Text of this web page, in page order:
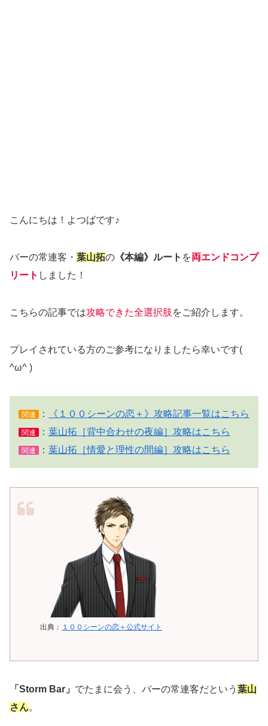
こんにちは！よつばです♪
バーの常連客・ 葉山拓の 《本編》ルート を両エンドコンプ
リート しました！
こちらの記事では攻略できた全選択肢をご紹介します。
プレイされている方のご参考になりましたら幸いです(
^ω^ )
関連 ： 《１００シーンの恋＋》攻略記事一覧はこちら
関連 ： 葉山拓［背中合わせの夜編］攻略はこちら
関連 ： 葉山拓［情愛と理性の間編］攻略はこちら
出典： １００シーンの恋＋公式サイト
「Storm Bar」 でたまに会う、バーの常連客だという 葉山
さん。